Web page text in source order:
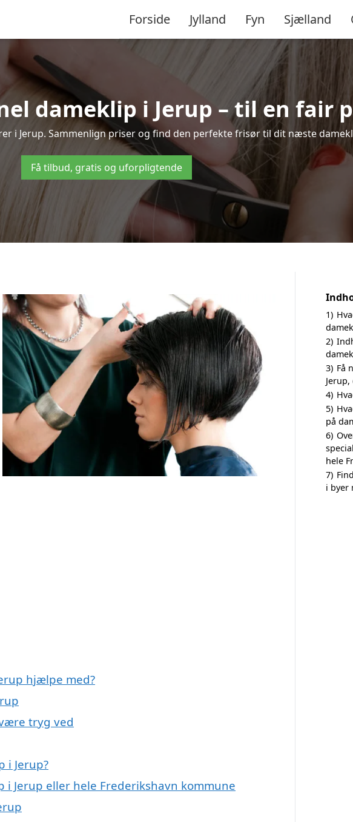
Forside Jylland Fyn Sjælland
dameklip i Jerup – til en fair
i Jerup. Sammenlign priser og find den perfekte frisør til dit næste
Få tilbud, gratis og uforpligtende
hjælpe med?
tryg ved
i Jerup?
Jerup eller hele Frederikshavn kommune
1)
2)
3) Få
4)
5)
på
6)
hele
7)
i byer